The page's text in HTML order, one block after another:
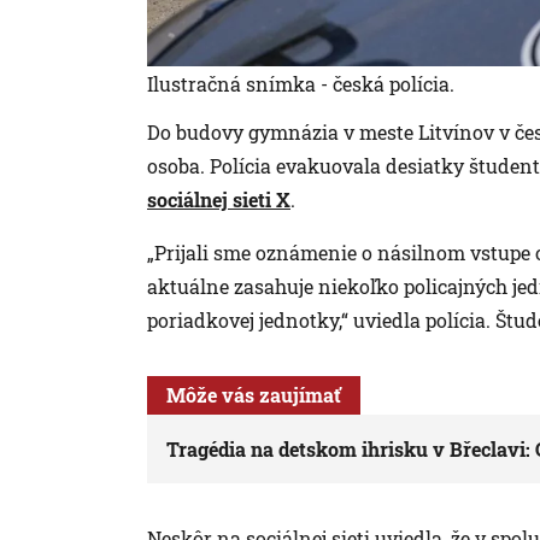
Ilustračná snímka - česká polícia.
Do budovy gymnázia v meste Litvínov v
osoba. Polícia evakuovala desiatky
sociálnej sieti X.
„Prijali sme oznámenie o násilnom
aktuálne zasahuje niekoľko policajných
poriadkovej jednotky,“ uviedla polícia.
Môže vás zaujímať
Tragédia na detskom ihrisku v Břeclavi: